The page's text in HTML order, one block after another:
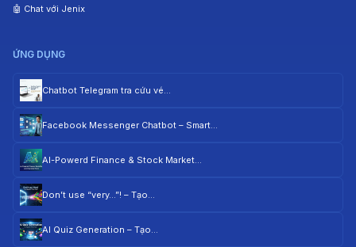
🤖 Chat với Jenix
ỨNG DỤNG
Chatbot Telegram tra cứu vé…
Facebook Messenger Chatbot – Smart…
AI-Powerd Finance & Stock Market…
Don’t use “very…”! – Tạo…
AI Quiz Generation – Tạo…